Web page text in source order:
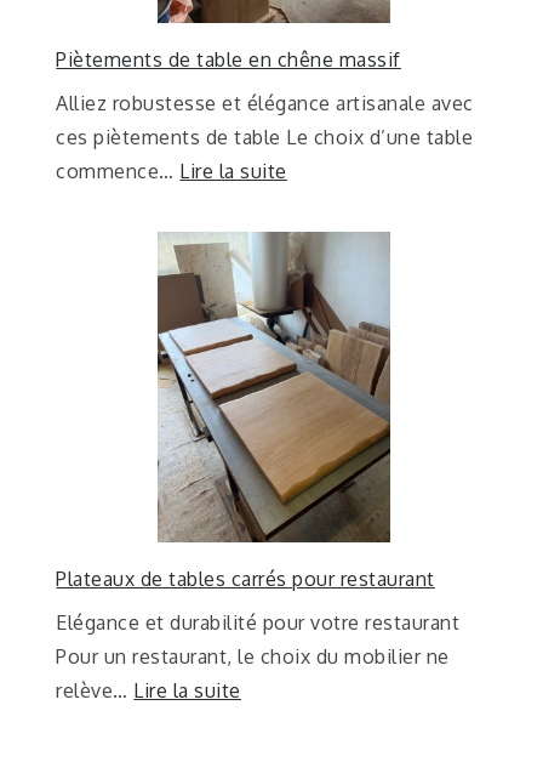
Piètements de table en chêne massif
Alliez robustesse et élégance artisanale avec
ces piètements de table Le choix d’une table
commence… Lire la suite
Plateaux de tables carrés pour restaurant
Elégance et durabilité pour votre restaurant
Pour un restaurant, le choix du mobilier ne
relève… Lire la suite